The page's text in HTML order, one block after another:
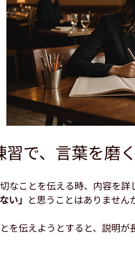
で、言葉を磨く
なことを伝える時、内容を詳
い」 と思うことはありません
を伝えようとすると、説明が